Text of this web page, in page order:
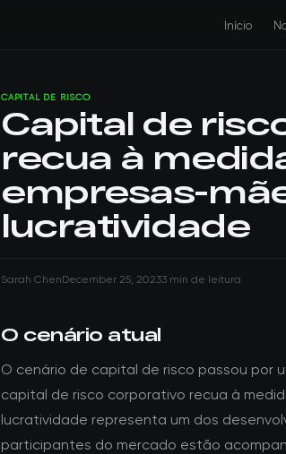
Início
CAPITAL DE RISCO
Capital de
recua à
empresas-
lucratividade
Sarah ChenDecember 25, 20233 min de leitura
O cenário atual
O cenário de capital de risco passou por
capital de risco corporativo recua à
lucratividade representa um dos
participantes do mercado estão